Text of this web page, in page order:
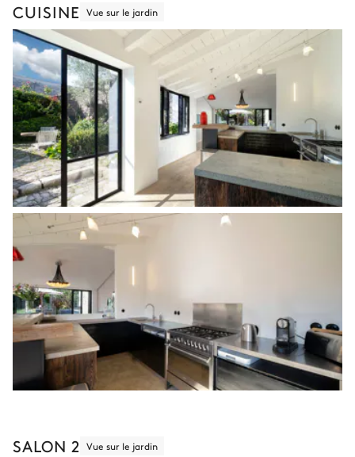
CUISINE Vue sur le jardin
SALON 2 Vue sur le jardin